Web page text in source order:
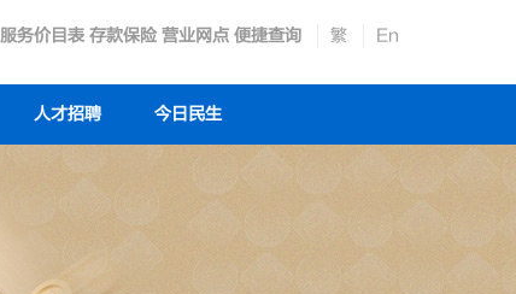
服务价目表 存款保险 营业网点 便捷查询 繁 En
人才招聘 今日民生